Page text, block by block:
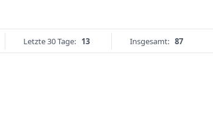
Letzte 30 Tage: 13 Insgesamt: 87